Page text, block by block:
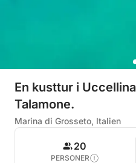
En kusttur i
Talamone.
Marina di Grosseto, Italien
20
PERSONER